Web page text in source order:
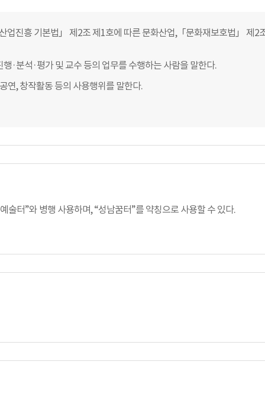
진흥 기본법」 제2조 제1호에 따른 문화산업,「문화재보호법」 제2
·분석·평가 및 교수 등의 업무를 수행하는 사람을 말한다.
연, 창작활동 등의 사용행위를 말한다.
터”와 병행 사용하며, “성남꿈터”를 약칭으로 사용할 수 있다.